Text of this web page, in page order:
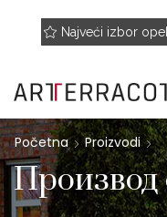
Početna Proizvodi
Производ